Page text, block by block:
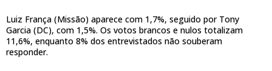
Luiz França (Missão) aparece com 1,7%, seguido por Tony
Garcia (DC), com 1,5%. Os votos brancos e nulos totalizam
11,6%, enquanto 8% dos entrevistados não souberam
responder.